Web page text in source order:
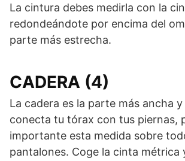
La cintura debes medirla con la
redondeándote por encima del
parte más estrecha.
CADERA (4)
La cadera es la parte más ancha
conecta tu tórax con tus piernas,
importante esta medida sobre
pantalones. Coge la cinta métrica